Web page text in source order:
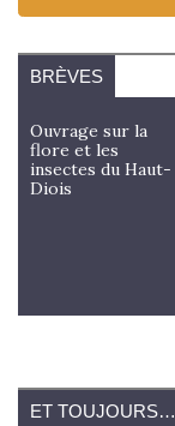
BRÈVES
Ouvrage sur la
flore et les
insectes du Haut-
Diois
ET TOUJOURS…